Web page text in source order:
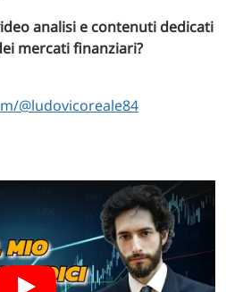
analisi e contenuti dedicati
mercati finanziari?
@ludovicoreale84